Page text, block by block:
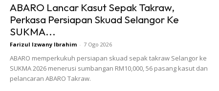
ABARO Lancar Kasut Sepak Takraw,
Perkasa Persiapan Skuad Selangor Ke
SUKMA...
Farizul Izwany Ibrahim - 7 Ogo 2026
ABARO memperkukuh persiapan skuad sepak takraw Selangor ke
SUKMA 2026 menerusi sumbangan RM10,000, 56 pasang kasut dan
pelancaran ABARO Takraw.